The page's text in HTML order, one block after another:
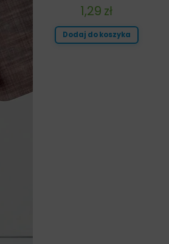
1,29 zł
Dodaj do koszyka